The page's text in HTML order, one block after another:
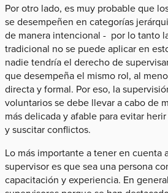
Por otro lado, es muy probable que
se desempeñen en categorías
de manera intencional - por lo tanto
tradicional no se puede aplicar en
nadie tendría el derecho de
que desempeña el mismo rol, al
directa y formal. Por eso, la
voluntarios se debe llevar a cabo de
más delicada y afable para evitar
y suscitar conflictos.
Lo más importante a tener en cuenta
supervisor es que sea una persona
capacitación y experiencia. En